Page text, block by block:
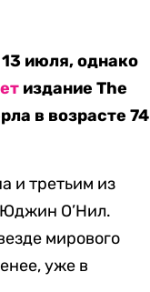
июля, однако
издание The
в возрасте 74
и третьим из
О’Нил.
мирового
уже в